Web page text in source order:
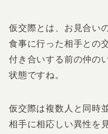
仮交際とは、お見合い
食事に行った相手との
付き合いする前の仲の
状態ですね。
仮交際は複数人と同時
相手に相応しい異性を